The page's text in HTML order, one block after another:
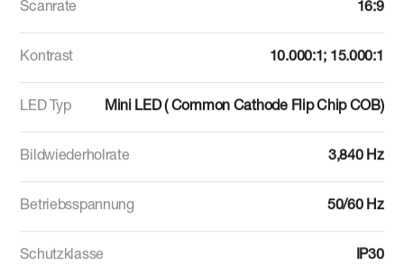
Scanrate 16:9
Kontrast 10.000:1; 15.000:1
LED Typ Mini LED ( Common Cathode Flip Chip COB)
Bildwiederholrate 3,840 Hz
Betriebsspannung 50/60 Hz
Schutzklasse IP30